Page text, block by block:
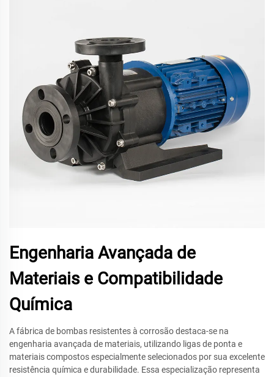
Engenharia Avançada de
Materiais e Compatibilidade
Química
A fábrica de bombas resistentes à corrosão destaca-se na
engenharia avançada de materiais, utilizando ligas de ponta e
materiais compostos especialmente selecionados por sua excelente
resistência química e durabilidade. Essa especialização representa